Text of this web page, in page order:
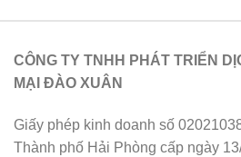
CÔNG TY TNHH PHÁT TRIỂN
MẠI ĐÀO XUÂN
Giấy phép kinh doanh số
Thành phố Hải Phòng cấp ngày